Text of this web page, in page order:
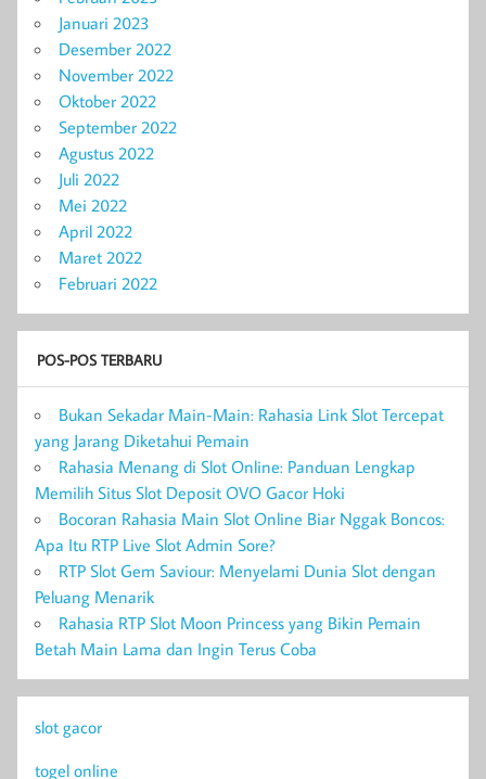
Januari 2023
Desember 2022
November 2022
Oktober 2022
September 2022
Agustus 2022
Juli 2022
Mei 2022
April 2022
Maret 2022
Februari 2022
POS-POS TERBARU
Bukan Sekadar Main-Main: Rahasia Link Slot Tercepat
yang Jarang Diketahui Pemain
Rahasia Menang di Slot Online: Panduan Lengkap
Memilih Situs Slot Deposit OVO Gacor Hoki
Bocoran Rahasia Main Slot Online Biar Nggak Boncos:
Apa Itu RTP Live Slot Admin Sore?
RTP Slot Gem Saviour: Menyelami Dunia Slot dengan
Peluang Menarik
Rahasia RTP Slot Moon Princess yang Bikin Pemain
Betah Main Lama dan Ingin Terus Coba
slot gacor
togel online